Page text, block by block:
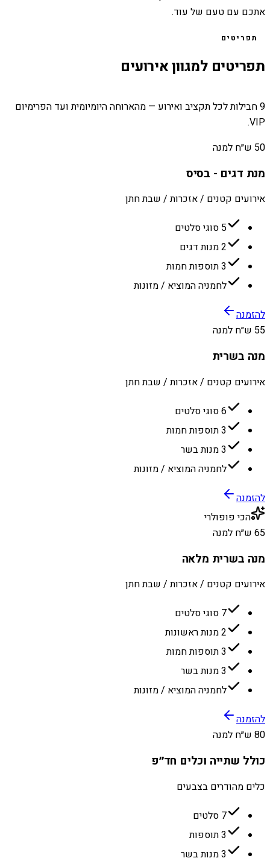
אתכם עם טעם של עוד.
תפריטים
תפריטים למגוון אירועים
9 חבילות לכל תקציב ואירוע — מהארוחה היומיומית ועד הפרימיום
VIP.
50 ש״ח למנה
מנת דגים - בסיס
אירועים קטנים / אזכרות / שבת חתן
5 סוגי סלטים
2 מנות דגים
3 תוספות חמות
לחמניה המוציא / מזונות
להזמנה
55 ש״ח למנה
מנה בשרית
אירועים קטנים / אזכרות / שבת חתן
6 סוגי סלטים
3 תוספות חמות
3 מנות בשר
לחמניה המוציא / מזונות
להזמנה
הכי פופולרי
65 ש״ח למנה
מנה בשרית מלאה
אירועים קטנים / אזכרות / שבת חתן
7 סוגי סלטים
2 מנות ראשונות
3 תוספות חמות
3 מנות בשר
לחמניה המוציא / מזונות
להזמנה
80 ש״ח למנה
כולל שתייה וכלים חד״פ
כלים מהודרים בצבעים
7 סלטים
3 תוספות
3 מנות בשר